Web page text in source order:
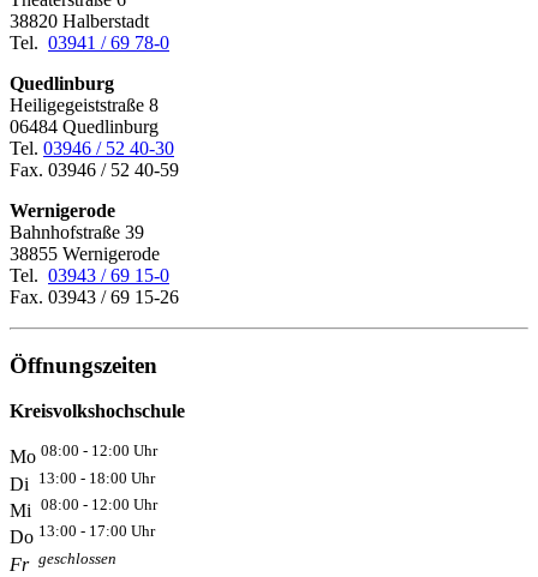
38820 Halberstadt
Tel. 03941 / 69 78-0
Quedlinburg
Heiligegeiststraße 8
06484 Quedlinburg
Tel. 03946 / 52 40-30
Fax. 03946 / 52 40-59
Wernigerode
Bahnhofstraße 39
38855 Wernigerode
Tel. 03943 / 69 15-0
Fax. 03943 / 69 15-26
Öffnungszeiten
Kreisvolkshochschule
Mo 08:00 - 12:00 Uhr
Di 13:00 - 18:00 Uhr
Mi 08:00 - 12:00 Uhr
Do 13:00 - 17:00 Uhr
Fr geschlossen